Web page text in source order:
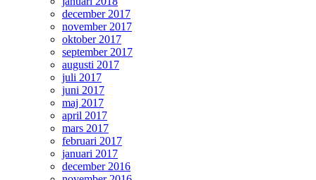
december 2017
november 2017
oktober 2017
september 2017
augusti 2017
juli 2017
juni 2017
maj 2017
april 2017
mars 2017
februari 2017
januari 2017
december 2016